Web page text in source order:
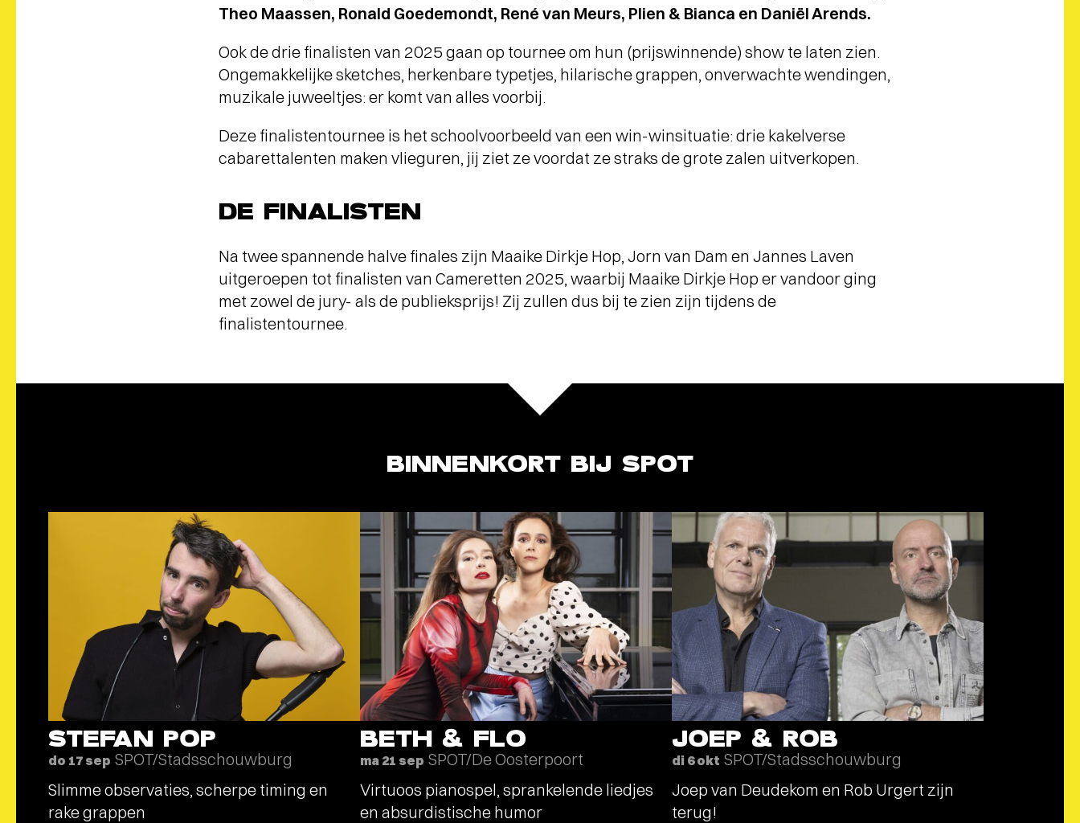
Theo Maassen, Ronald Goedemondt, René van Meurs, Plien & Bianca en Daniël Arends.
Ook de drie finalisten van 2025 gaan op tournee om hun (prijswinnende) show te laten zien.
Ongemakkelijke sketches, herkenbare typetjes, hilarische grappen, onverwachte wendingen,
muzikale juweeltjes: er komt van alles voorbij.
Deze finalistentournee is het schoolvoorbeeld van een win-winsituatie: drie kakelverse
cabarettalenten maken vlieguren, jij ziet ze voordat ze straks de grote zalen uitverkopen.
DE FINALISTEN
Na twee spannende halve finales zijn Maaike Dirkje Hop, Jorn van Dam en Jannes Laven
uitgeroepen tot finalisten van Cameretten 2025, waarbij Maaike Dirkje Hop er vandoor ging
met zowel de jury- als de publieksprijs! Zij zullen dus bij te zien zijn tijdens de
finalistentournee.
BINNENKORT BIJ SPOT
STEFAN POP
do 17 sep SPOT/Stadsschouwburg
Slimme observaties, scherpe timing en
rake grappen
BETH & FLO
ma 21 sep SPOT/De Oosterpoort
Virtuoos pianospel, sprankelende liedjes
en absurdistische humor
JOEP & ROB
di 6 okt SPOT/Stadsschouwburg
Joep van Deudekom en Rob Urgert zijn
terug!